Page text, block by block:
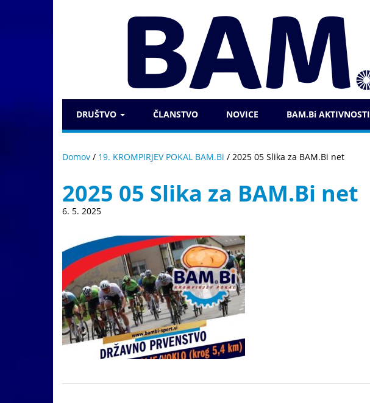
DRUŠTVO ČLANSTVO NOVICE BAM.Bi AKTIVNOSTI
Domov / 19. KROMPIRJEV POKAL BAM.Bi / 2025 05 Slika za BAM.Bi net
2025 05 Slika za BAM.Bi net
6. 5. 2025